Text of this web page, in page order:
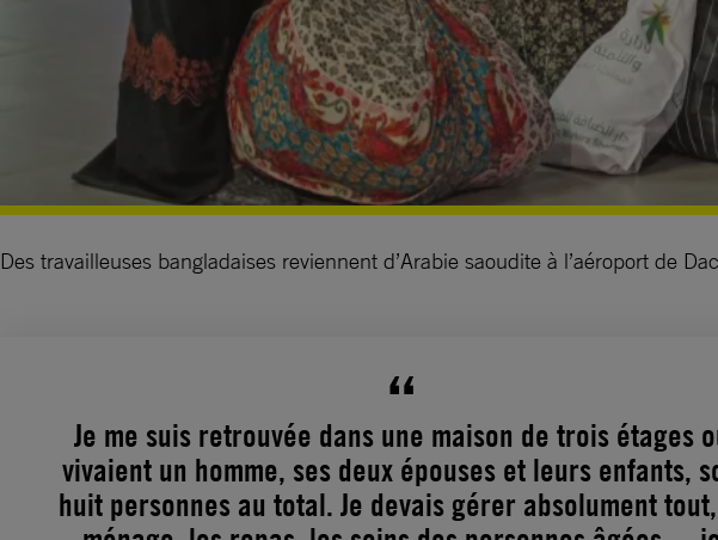
Des travailleuses bangladaises reviennent d’Arabie saoudite à l’aéroport de
Je me suis retrouvée dans une maison de trois étages
vivaient un homme, ses deux épouses et leurs enfants,
huit personnes au total. Je devais gérer absolument